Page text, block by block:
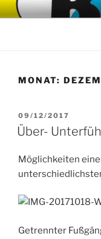
Zum
Inhalt
MONAT:
VERÖFFENTLICHT
AM
09/12/2017
Über-
Möglichkeiten
Getrennter